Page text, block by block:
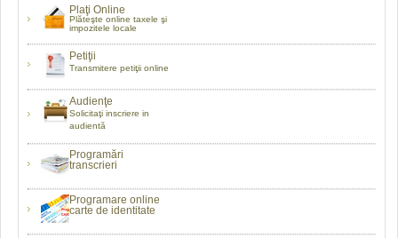
Plaţi Online
Plăteşte online taxele şi
impozitele locale
Petiţii
Transmitere petiţii online
Audienţe
Solicitaţi inscriere in
audientă
Programări
transcrieri
Programare online
carte de identitate